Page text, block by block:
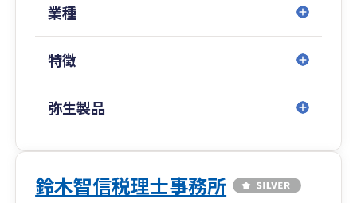
業種
特徴
弥生製品
鈴木智信税理士事務所